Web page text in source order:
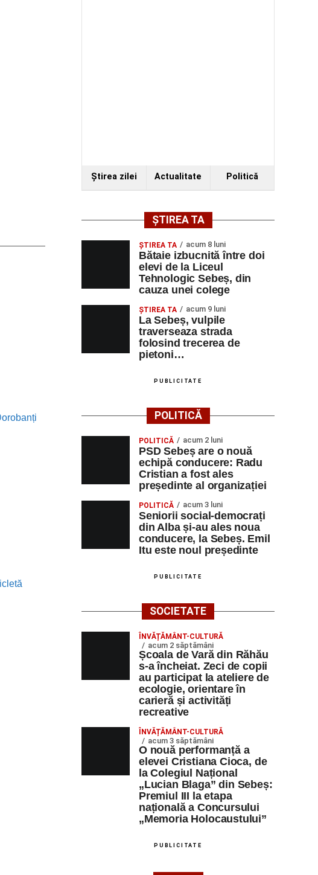
Ştirea zilei Actualitate Politică
ȘTIREA TA
ŞTIREA TA acum 8 luni
Bătaie izbucnită între doi
elevi de la Liceul
Tehnologic Sebeș, din
cauza unei colege
ŞTIREA TA acum 9 luni
La Sebeș, vulpile
traverseaza strada
folosind trecerea de
pietoni…
PUBLICITATE
POLITICĂ
POLITICĂ acum 2 luni
PSD Sebeș are o nouă
echipă conducere: Radu
Cristian a fost ales
președinte al organizației
POLITICĂ acum 3 luni
Seniorii social-democrați
din Alba și-au ales noua
conducere, la Sebeș. Emil
Itu este noul președinte
PUBLICITATE
SOCIETATE
ÎNVĂȚĂMÂNT-CULTURĂ
acum 2 săptămâni
Școala de Vară din Răhău
s-a încheiat. Zeci de copii
au participat la ateliere de
ecologie, orientare în
carieră și activități
recreative
ÎNVĂȚĂMÂNT-CULTURĂ
acum 3 săptămâni
O nouă performanță a
elevei Cristiana Cioca, de
la Colegiul Național
„Lucian Blaga” din Sebeș:
Premiul III la etapa
națională a Concursului
„Memoria Holocaustului”
PUBLICITATE